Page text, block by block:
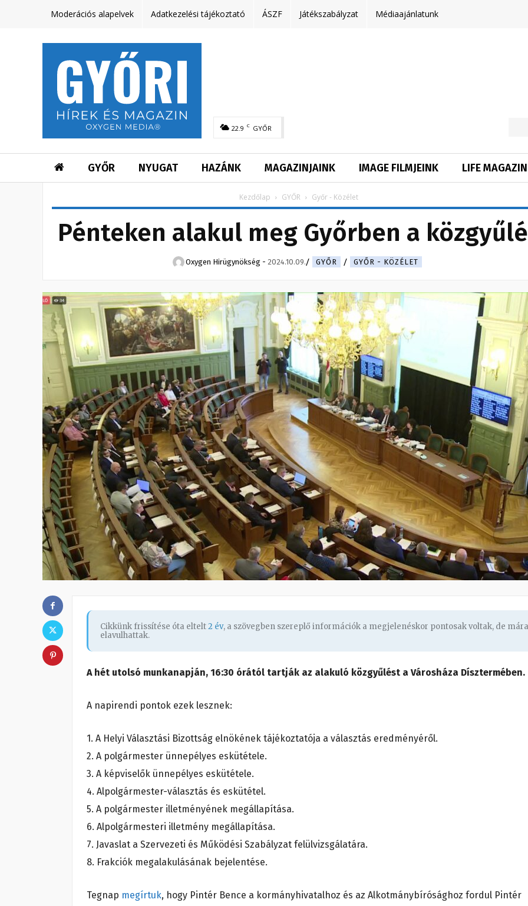
Moderációs alapelvek Adatkezelési tájékoztató ÁSZF Játékszabályzat Médiaajánlatunk
22.9 C GYŐR
GYŐR NYUGAT HAZÁNK MAGAZINJAINK IMAGE FILMJEINK LIFE MAGAZIN
Kezdőlap GYŐR Győr - Közélet
Pénteken alakul meg Győrben a
Oxygen Hirügynökség - 2024.10.09. GYŐR GYŐR - KÖZÉLET
Cikkünk frissítése óta eltelt2 év, a szövegben szereplő információk a megjelenéskor pontosak voltak, de mára
elavulhattak.
A hét utolsó munkanapján, 16:30 órától tartják az alakuló közgyűlést a Városháza Dísztermében.
A napirendi pontok ezek lesznek:
1. A Helyi Választási Bizottság elnökének tájékoztatója a választás eredményéről.
2. A polgármester ünnepélyes eskütétele.
3. A képviselők ünnepélyes eskütétele.
4. Alpolgármester-választás és eskütétel.
5. A polgármester illetményének megállapítása.
6. Alpolgármesteri illetmény megállapítása.
7. Javaslat a Szervezeti és Működési Szabályzat felülvizsgálatára.
8. Frakciók megalakulásának bejelentése.
Tegnap megírtuk, hogy Pintér Bence a kormányhivatalhoz és az Alkotmánybírósághoz fordul Pintér